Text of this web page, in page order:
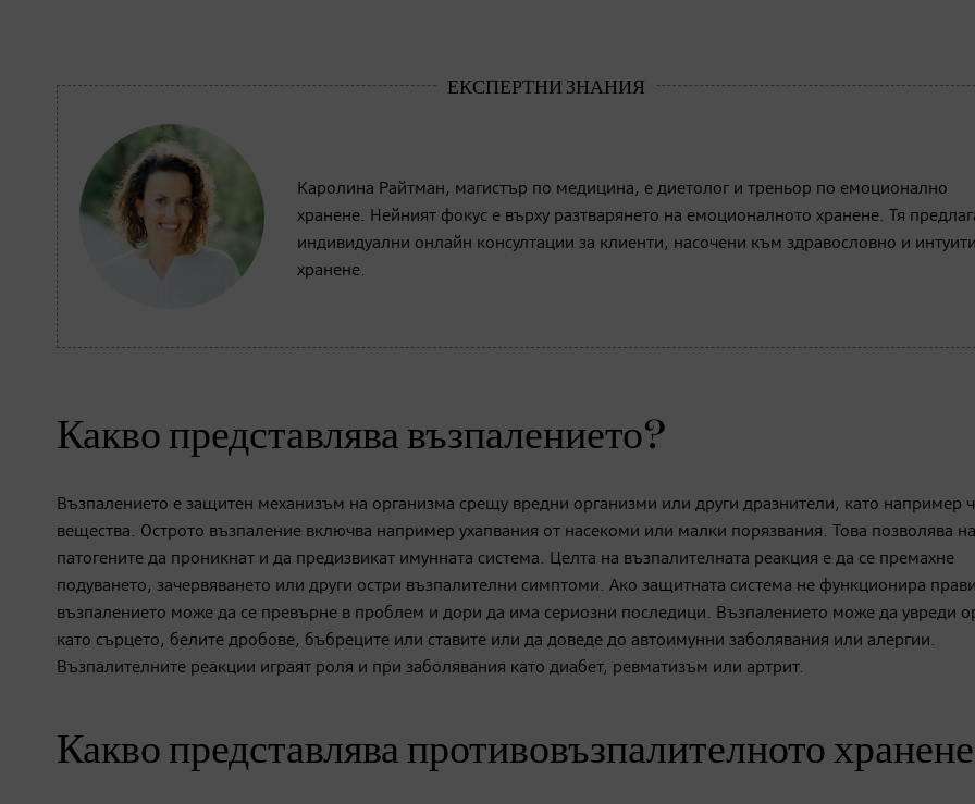
Каролина Райтман, магистър по медицина, е диетолог и треньор по емоционално
хранене. Нейният фокус е върху разтварянето на емоционалното хранене. Тя
индивидуални онлайн консултации за клиенти, насочени към здравословно и
хранене.
Какво представлява възпалението?
Възпалението е защитен механизъм на организма срещу вредни организми или други дразнители, като например
вещества. Острото възпаление включва например ухапвания от насекоми или малки порязвания. Това позволява на
патогените да проникнат и да предизвикат имунната система. Целта на възпалителната реакция е да се премахне
подуването, зачервяването или други остри възпалителни симптоми. Ако защитната система не функционира
възпалението може да се превърне в проблем и дори да има сериозни последици. Възпалението може да увреди
като сърцето, белите дробове, бъбреците или ставите или да доведе до автоимунни заболявания или алергии.
Възпалителните реакции играят роля и при заболявания като диабет, ревматизъм или артрит.
Какво представлява противовъзпалителното